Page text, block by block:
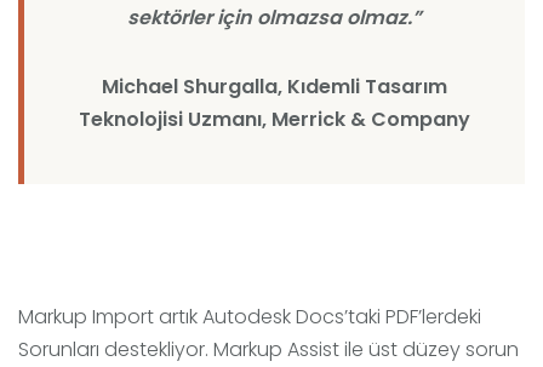
sektörler için olmazsa olmaz.”
Michael Shurgalla, Kıdemli Tasarım
Teknolojisi Uzmanı, Merrick & Company
Markup Import artık Autodesk Docs’taki PDF’lerdeki
Sorunları destekliyor. Markup Assist ile üst düzey sorun